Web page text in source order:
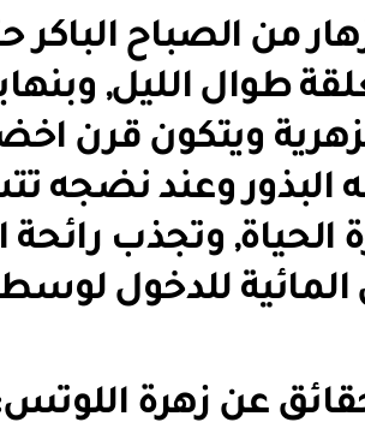
طوال الليل,
ويتكون قرن
البذور وعند نضجه
الحياة, وتجذب
للدخول
عن زهرة